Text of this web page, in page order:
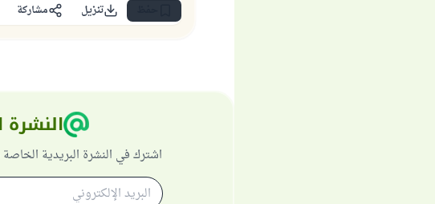
تنزيل مشاركة
النشرة
اشترك في النشرة البريدية